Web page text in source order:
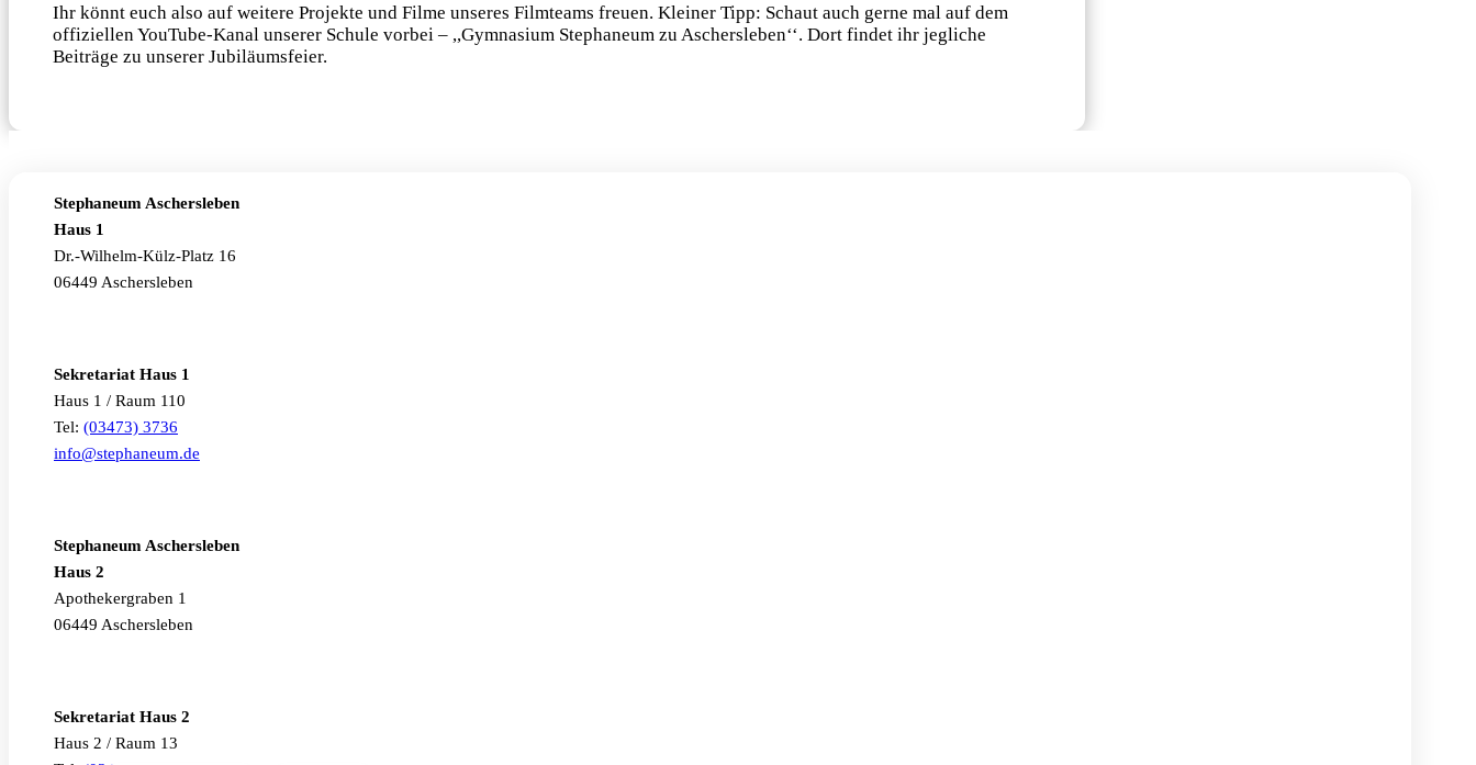
Ihr könnt euch also auf weitere Projekte und Filme unseres Filmteams freuen. Kleiner Tipp: Schaut auch gerne mal auf dem
offiziellen YouTube-Kanal unserer Schule vorbei – ,,Gymnasium Stephaneum zu Aschersleben‘‘. Dort findet ihr jegliche
Beiträge zu unserer Jubiläumsfeier.
Stephaneum Aschersleben
Haus 1
Dr.-Wilhelm-Külz-Platz 16
06449 Aschersleben
Sekretariat Haus 1
Haus 1 / Raum 110
Tel: (03473) 3736
info@stephaneum.de
Stephaneum Aschersleben
Haus 2
Apothekergraben 1
06449 Aschersleben
Sekretariat Haus 2
Haus 2 / Raum 13